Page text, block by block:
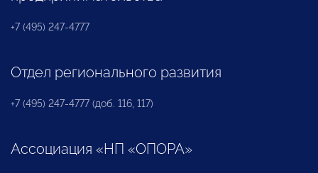
+7 (495) 247-4777
Отдел регионального развития
+7 (495) 247-4777 (доб. 116, 117)
Ассоциация «НП «ОПОРА»